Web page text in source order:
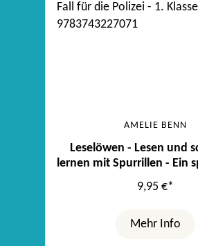
AMELIE BENN
Leselöwen - Lesen und
lernen mit Spurrillen - Ein
Fall für die Polizei
9,95 €*
Mehr Info